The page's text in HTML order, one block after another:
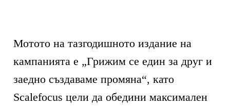
Мотото на тазгодишното издание на
кампанията е „Грижим се един за друг и
заедно създаваме промяна“, като
Scalefocus цели да обедини максимален